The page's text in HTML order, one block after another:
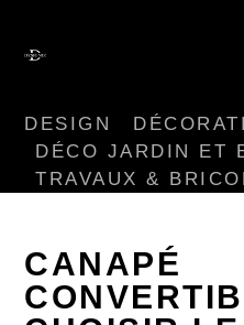
DESIGN
DÉCO JARDIN ET
TRAVAUX &
CANAPÉ